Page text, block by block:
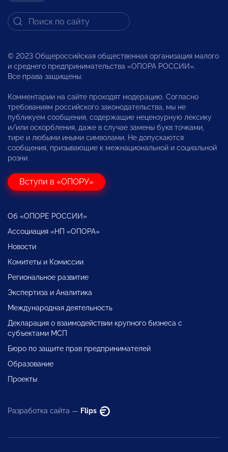
© 2023 Общероссийская общественная организация малого
и среднего предпринимательства «ОПОРА РОССИИ».
Все права защищены.
Комментарии на сайте проходят модерацию. Согласно
требованиям российского законодательства, мы не
публикуем сообщения, содержащие нецензурную лексику
и/или оскорбления, даже в случае замены букв точками,
тире и любыми иными символами. Не допускаются
сообщения, призывающие к межнациональной и социальной
розни.
Вступи в «ОПОРУ»
Об «ОПОРЕ РОССИИ»
Ассоциация «НП «ОПОРА»
Новости
Комитеты и Комиссии
Региональное развитие
Экспертиза и Аналитика
Международная деятельность
Декларация о взаимодействии крупного бизнеса с
субъектами МСП
Бюро по защите прав предпринимателей
Образование
Проекты
Разработка сайта — Flips